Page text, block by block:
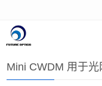
首页
Mini CWDM 用于光